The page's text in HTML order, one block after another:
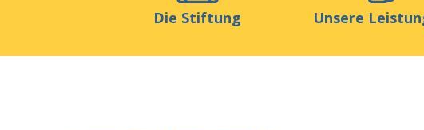
Die Stiftung Unsere